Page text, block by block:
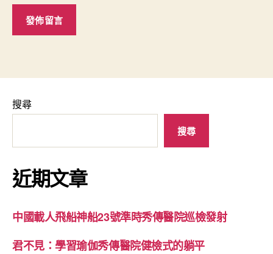
搜尋
搜尋
近期文章
中國載人飛船神船23號準時秀傳醫院巡檢發射
君不見：學習瑜伽秀傳醫院健檢式的躺平